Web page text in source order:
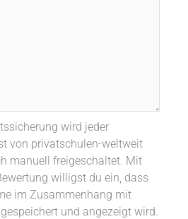
wird jeder
von privatschulen-weltweit
manuell freigeschaltet. Mit
willigst du ein, dass
im Zusammenhang mit
und angezeigt wird.